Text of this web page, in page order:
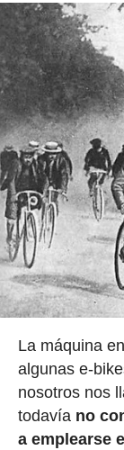
La máquina
algunas e-
nosotros nos
todavía no
a emplearse